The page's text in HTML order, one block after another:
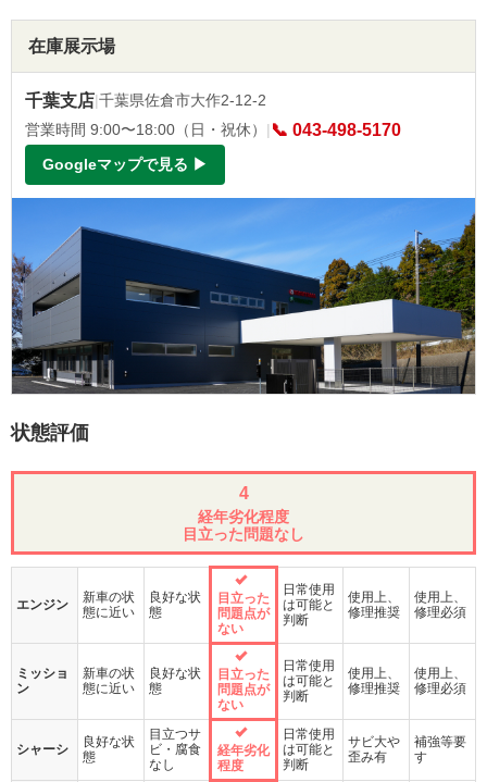
在庫展示場
千葉支店|千葉県佐倉市大作2-12-2
営業時間 9:00〜18:00（日・祝休） | 📞 043-498-5170
Googleマップで見る ▶
状態評価
4
経年劣化程度
目立った問題なし
エンジン
新車の状
態に近い
良好な状
態
目立った
問題点が
ない
日常使用
は可能と
判断
使用上、
修理推奨
使用上、
修理必須
ミッショ
ン
新車の状
態に近い
良好な状
態
目立った
問題点が
ない
日常使用
は可能と
判断
使用上、
修理推奨
使用上、
修理必須
シャーシ
良好な状
態
目立つサ
ビ・腐食
なし
経年劣化
程度
日常使用
は可能と
判断
サビ大や
歪み有
補強等要
す